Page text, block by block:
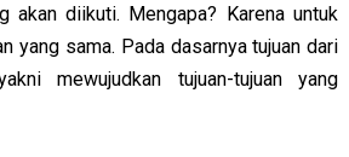
akan diikuti. Mengapa? Karena untuk
yang sama. Pada dasarnya tujuan dari
mewujudkan tujuan-tujuan yang